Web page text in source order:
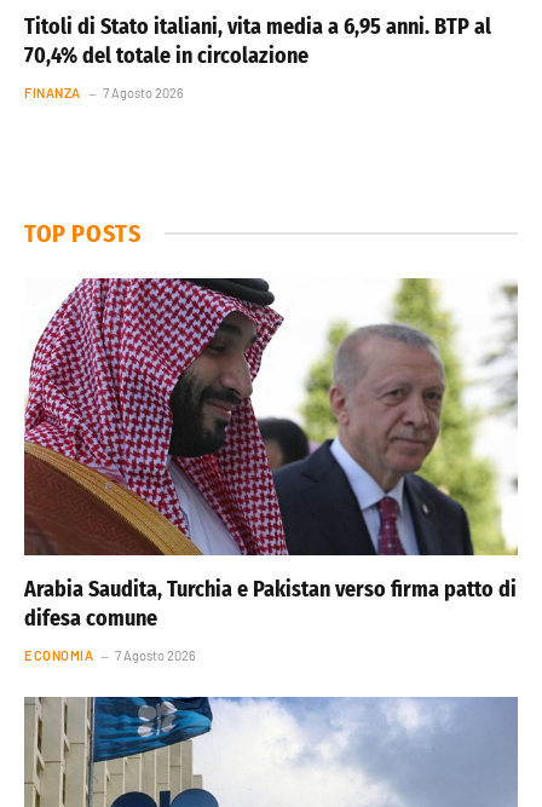
Titoli di Stato italiani, vita media a 6,95 anni. BTP al
70,4% del totale in circolazione
FINANZA 7 Agosto 2026
TOP POSTS
Arabia Saudita, Turchia e Pakistan verso firma patto di
difesa comune
ECONOMIA 7 Agosto 2026